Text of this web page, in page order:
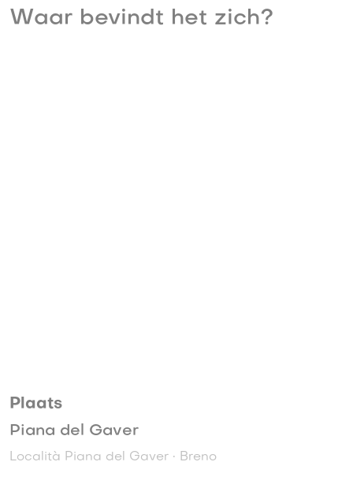
Waar bevindt het zich?
Plaats
Piana del Gaver
Località Piana del Gaver • Breno